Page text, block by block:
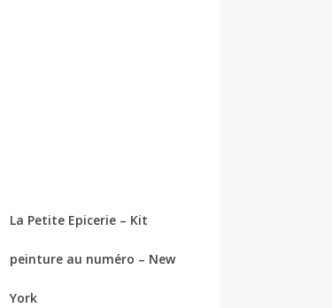
La Petite Epicerie – Kit
peinture au numéro – New
York